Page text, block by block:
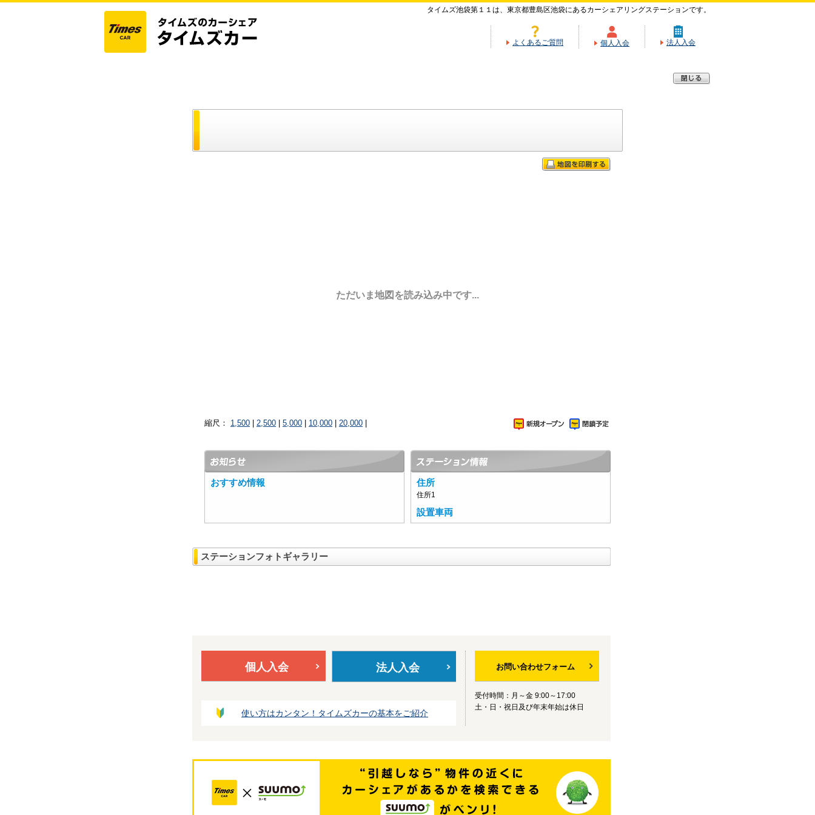
タイムズ池袋第１１は、東京都豊島区池袋にあるカーシェアリングステーションです。
よくあるご質問 個人入会 法人入会
ただいま地図を読み込み中です...
縮尺： 1,500 2,500 5,000 10,000 20,000
おすすめ情報 住所
住所1
設置車両
ステーションフォトギャラリー
個人入会 法人入会
使い方はカンタン！タイムズカーの基本をご紹介
お問い合わせフォーム
受付時間：月～金 9:00～17:00
土・日・祝日及び年末年始は休日